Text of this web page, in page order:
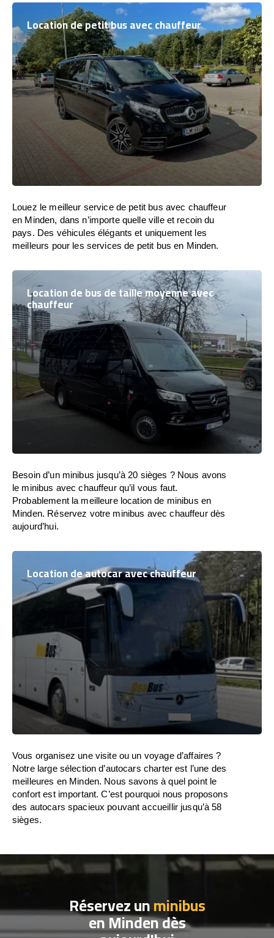
Location de petit bus avec chauffeur
Louez le meilleur service de petit bus avec chauffeur
en Minden, dans n’importe quelle ville et recoin du
pays. Des véhicules élégants et uniquement les
meilleurs pour les services de petit bus en Minden.
Location de bus de taille moyenne avec
chauffeur
Besoin d’un minibus jusqu’à 20 sièges ? Nous avons
le minibus avec chauffeur qu’il vous faut.
Probablement la meilleure location de minibus en
Minden. Réservez votre minibus avec chauffeur dès
aujourd’hui.
Location de autocar avec chauffeur
Vous organisez une visite ou un voyage d’affaires ?
Notre large sélection d’autocars charter est l’une des
meilleures en Minden. Nous savons à quel point le
confort est important. C’est pourquoi nous proposons
des autocars spacieux pouvant accueillir jusqu’à 58
sièges.
Réservez unminibus
en Minden dès